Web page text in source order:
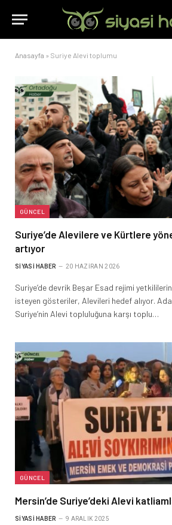
Anasayfa » Suriye Alevi toplumu
GÜNCEL
Suriye’de Alevilere ve Kürtlere
artıyor
SIYASI HABER 20 HAZIRAN 2026
Suriye’de devrik Beşar Esad rejimi
isteyen gösteriler, Alevileri hedef alıyor.
Suriye’nin Alevi topluluğuna karşı toplu…
GÜNCEL
Mersin’de Suriye’deki Alevi
SIYASI HABER 9 ARALIK 2025